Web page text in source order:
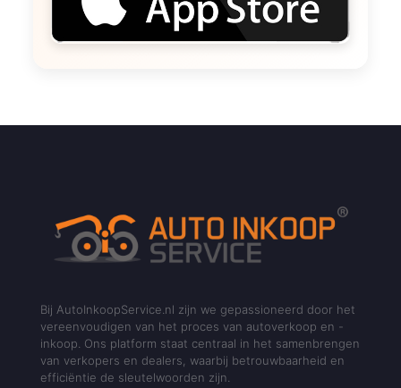
Bij AutoInkoopService.nl zijn we gepassioneerd door het
vereenvoudigen van het proces van autoverkoop en -
inkoop. Ons platform staat centraal in het samenbrengen
van verkopers en dealers, waarbij betrouwbaarheid en
efficiëntie de sleutelwoorden zijn.